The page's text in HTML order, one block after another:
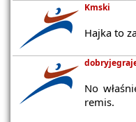
Kmski
Hajka to
No
remis.